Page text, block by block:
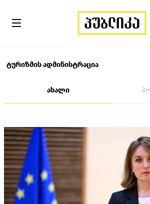
ტურიზმის ადმინისტრაცია
ახალი